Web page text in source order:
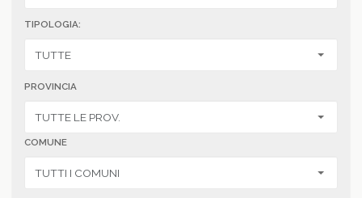
TIPOLOGIA:
PROVINCIA
COMUNE